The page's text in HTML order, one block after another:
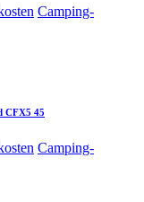
Camping-
CFX5 45
Camping-